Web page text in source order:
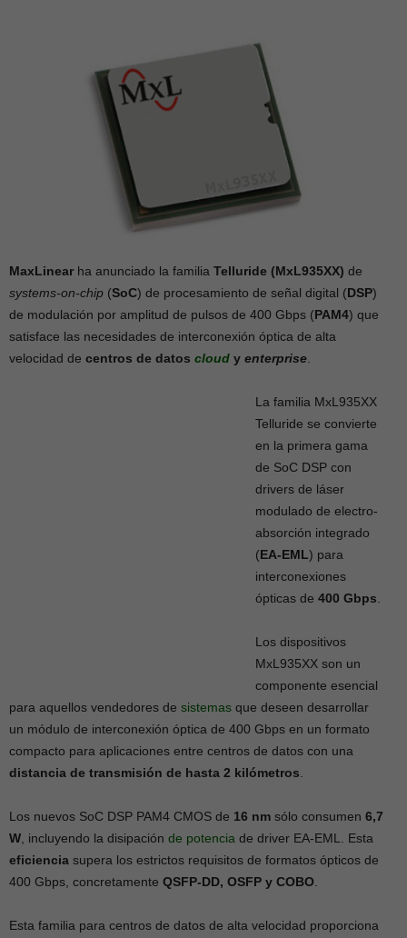
MaxLinear ha anunciado la familia Telluride (MxL935XX) de
systems-on-chip (SoC) de procesamiento de señal digital (DSP)
de modulación por amplitud de pulsos de 400 Gbps (PAM4) que
satisface las necesidades de interconexión óptica de alta
velocidad de centros de datos cloud y enterprise
La familia MxL935XX
Telluride se convierte
en la primera gama
de SoC DSP con
drivers de láser
modulado de electro-
absorción integrado
(EA-EML) para
interconexiones
ópticas de 400 Gbps
Los dispositivos
MxL935XX son un
componente esencial
para aquellos vendedores de sistemas que deseen desarrollar
un módulo de interconexión óptica de 400 Gbps en un formato
compacto para aplicaciones entre centros de datos con una
distancia de transmisión de hasta 2 kilómetros
Los nuevos SoC DSP PAM4 CMOS de 16 nm sólo consumen 6,7
W , incluyendo la disipación de potencia de driver EA-EML. Esta
eficiencia supera los estrictos requisitos de formatos ópticos de
400 Gbps, concretamente QSFP-DD, OSFP y COBO
Esta familia para centros de datos de alta velocidad proporciona